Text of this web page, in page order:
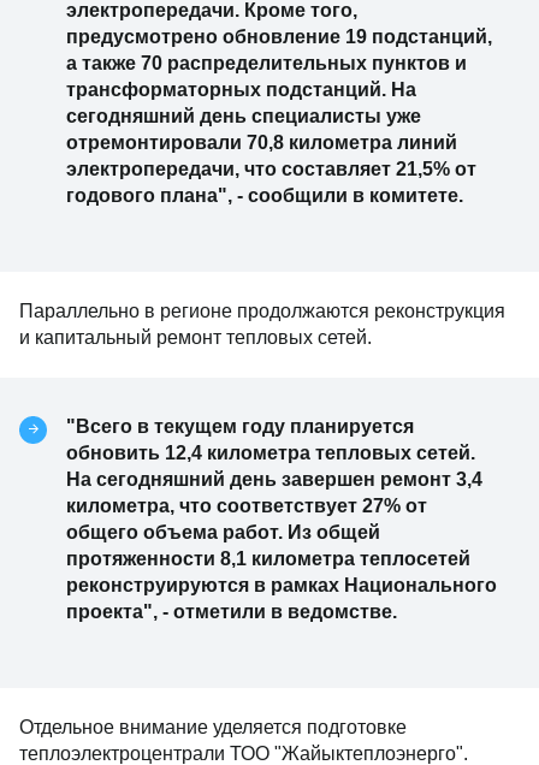
электропередачи. Кроме того,
предусмотрено обновление 19 подстанций,
а также 70 распределительных пунктов и
трансформаторных подстанций. На
сегодняшний день специалисты уже
отремонтировали 70,8 километра линий
электропередачи, что составляет 21,5% от
годового плана", - сообщили в комитете.
Параллельно в регионе продолжаются реконструкция
и капитальный ремонт тепловых сетей.
"Всего в текущем году планируется
обновить 12,4 километра тепловых сетей.
На сегодняшний день завершен ремонт 3,4
километра, что соответствует 27% от
общего объема работ. Из общей
протяженности 8,1 километра теплосетей
реконструируются в рамках Национального
проекта", - отметили в ведомстве.
Отдельное внимание уделяется подготовке
теплоэлектроцентрали ТОО "Жайыктеплоэнерго".